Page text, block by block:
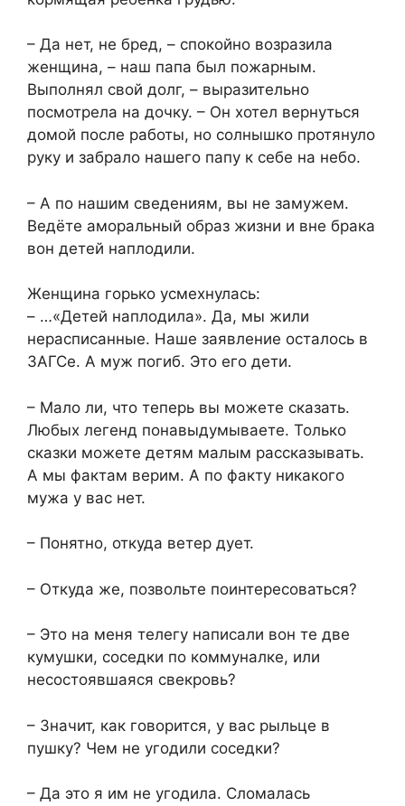
– Да нет, не бред, – спокойно возразила
женщина, – наш папа был пожарным.
Выполнял свой долг, – выразительно
посмотрела на дочку. – Он хотел вернуться
домой после работы, но солнышко протянуло
руку и забрало нашего папу к себе на небо.
– А по нашим сведениям, вы не замужем.
Ведёте аморальный образ жизни и вне брака
вон детей наплодили.
Женщина горько усмехнулась:
– …«Детей наплодила». Да, мы жили
нерасписанные. Наше заявление осталось в
ЗАГСе. А муж погиб. Это его дети.
– Мало ли, что теперь вы можете сказать.
Любых легенд понавыдумываете. Только
сказки можете детям малым рассказывать.
А мы фактам верим. А по факту никакого
мужа у вас нет.
– Понятно, откуда ветер дует.
– Откуда же, позвольте поинтересоваться?
– Это на меня телегу написали вон те две
кумушки, соседки по коммуналке, или
несостоявшаяся свекровь?
– Значит, как говорится, у вас рыльце в
пушку? Чем не угодили соседки?
– Да это я им не угодила. Сломалась